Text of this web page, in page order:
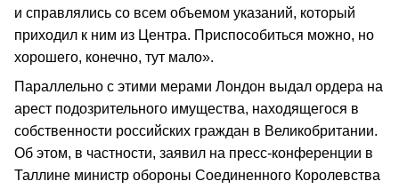
и справлялись со всем объемом указаний, который
приходил к ним из Центра. Приспособиться можно, но
хорошего, конечно, тут мало».
Параллельно с этими мерами Лондон выдал ордера на
арест подозрительного имущества, находящегося в
собственности российских граждан в Великобритании.
Об этом, в частности, заявил на пресс-конференции в
Таллине министр обороны Соединенного Королевства